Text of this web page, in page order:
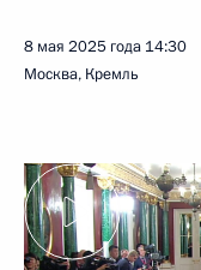
8 мая 2025 года 14:30
Москва, Кремль